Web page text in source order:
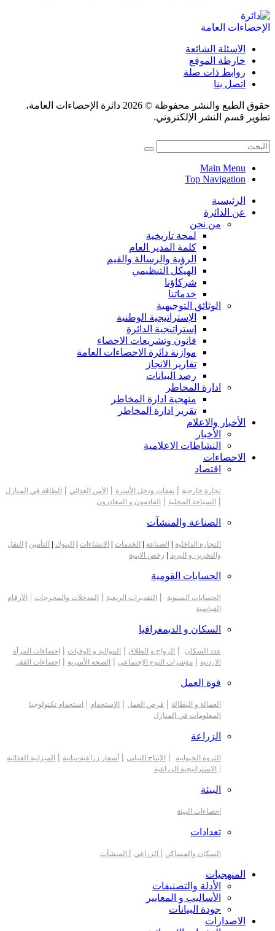
الاسئلة الشائعة
خارطة الموقع
روابط ذات صلة
اتصل بنا
حقوق الطبع والنشر محفوظة © 2026 دائرة الإحصاءات العامة،
تطوير قسم النشر الإلكتروني.
Main Menu
Top Navigation
الرئيسية
عن الدائرة
من نحن
لمحة تاريخية
كلمة المدير العام
الرؤية والرسالة والقيم
الهيكل التنظيمي
شركاؤنا
خدماتنا
الوثائق التوجيهية
الإستراتيجية الوطنية
إستراتيجية الدائرة
قانون وتشريعات الاحصاء
موازنة دائرة الاحصاءات العامة
تقارير الانجاز
رصد البيانات
ادارة المخاطر
منهجية ادارة المخاطر
تقرير ادارة المخاطر
الأخبار والاعلام
الأخبار
النشاطات الاعلامية
الاحصاءات
اقتصاد
تجارة خارجية | نفقات ودخل الأسرة | الأمن الغذائي | الطاقة في المنازل
| السياحة المحلية | القادمون و المغادرون
الصناعة والمنشآت
التجارة الداخلية | الصناعة | الخدمات | الانشاءات | البنوك | التأمين | النقل
والتخزين و البريد | رخص الابنية
الحسابات القومية
الحسابات السنوية | التقديرات الربعية | المدخلات والمخرجات | الأرقام
القياسية
السكان و الديمغرافيا
عدد السكان | الزواج و الطلاق | المواليد و الوفيات | إحصاءات المرأة
الاردنية | مؤشرات النوع الإجتماعي | الصحة الأسرية | إحصاءات الفقر
قوة العمل
العمالة و البطالة | فرص العمل | الإستخدام | استخدام تكنولوجيا
المعلومات في المنازل
الزراعة
الثروة الحيوانية | الإنتاج النباتي | أسعار زراعية-نباتية | الميزانية الغذائية
| الاستراتيجية الزراعية
البيئة
احصاءات البيئة
تعدادات
السكان والمساكن | الزراعي | المنشآت
المنهجيات
الأدلة والتصنيفات
الأساليب و المعايير
جودة البيانات
الاصدارات